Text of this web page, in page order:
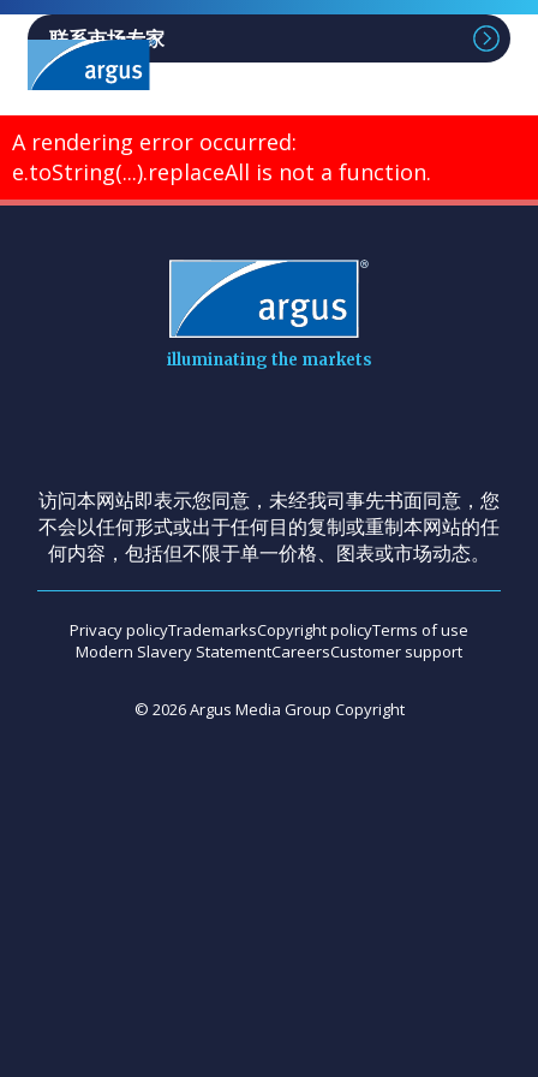
联系市场专家
A rendering error occurred:
e.toString(...).replaceAll is not a function.
illuminating the markets
访问本网站即表示您同意，未经我司事先书面同意，您
不会以任何形式或出于任何目的复制或重制本网站的任
何内容，包括但不限于单一价格、图表或市场动态。
© 2026Argus Media Group Copyright
Privacy policyTrademarksCopyright policyTerms of use
Modern Slavery StatementCareersCustomer support